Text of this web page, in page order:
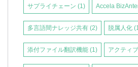
サプライチェーン(1) Accela
多言語間ナレッジ共有(2) 脱属人化
添付ファイル翻訳機能(1) アクティ